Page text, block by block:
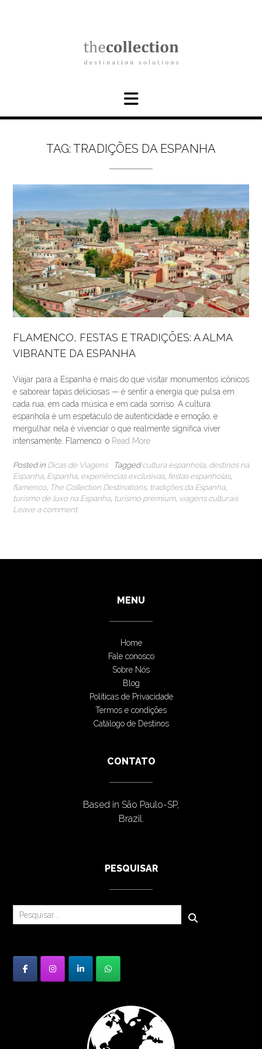
TAG: TRADIÇÕES DA ESPANHA
FLAMENCO, FESTAS E TRADIÇÕES: A ALMA
VIBRANTE DA ESPANHA
Viajar para a Espanha é mais do que visitar monumentos icônicos
e saborear tapas deliciosas — é sentir a energia que pulsa em
cada rua, em cada música e em cada sorriso. A cultura
espanhola é um espetáculo de autenticidade e emoção, e
mergulhar nela é vivenciar o que realmente significa viver
intensamente. Flamenco: o Read More
Posted in Dicas de Viagens Taggedcultura espanhola, destinos na
Espanha, Espanha, experiências exclusivas, festas espanholas,
flamenco, The Collection Destinations, tradições da Espanha,
turismo de luxo na Espanha, turismo premium, viagens culturais
Leave a comment
MENU
Home
Fale conosco
Sobre Nós
Blog
Políticas de Privacidade
Termos e condições
Catálogo de Destinos
CONTATO
Based in São Paulo-SP,
Brazil.
PESQUISAR